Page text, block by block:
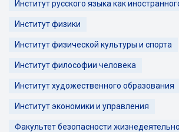
Институт русского языка как
Институт физики
Институт физической культуры и спорта
Институт философии человека
Институт художественного образования
Институт экономики и управления
Факультет безопасности